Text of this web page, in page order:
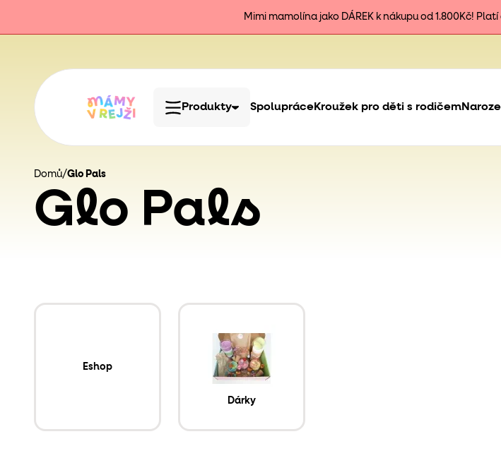
Mimi mamolína jako DÁREK k nákupu od 1.800Kč!
Produkty SpolupráceKroužek pro děti s rodičem
Domů/Glo Pals
Glo Pals
Eshop
Dárky